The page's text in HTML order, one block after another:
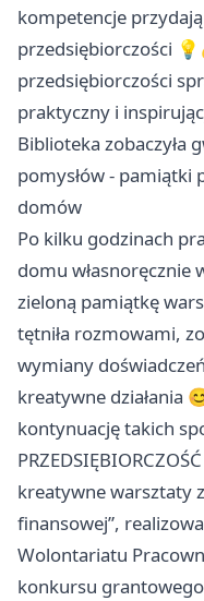
kompetencje
przedsiębiorczości
przedsiębiorczości
praktyczny i
Biblioteka zobaczyła
pomysłów - pamiątki
domów
Po kilku godzinach
domu własnoręcznie
zieloną pamiątkę
tętniła rozmowami,
wymiany
kreatywne działania
kontynuację takich
kreatywne warsztaty
finansowej”,
Wolontariatu
konkursu grantowego